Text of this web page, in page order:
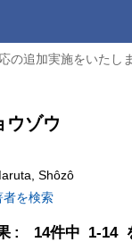
の追加実施をいたし
ウゾウ
Shôzô
者を検索
14件中 1-14